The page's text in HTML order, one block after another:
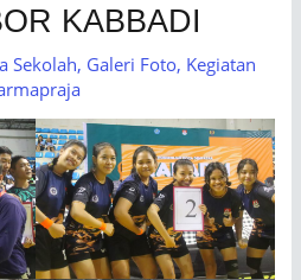
KABBADI
Sekolah, Galeri Foto, Kegiatan